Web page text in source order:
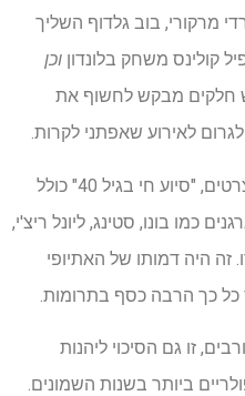
מרקורי, בוב גלדוף השליך
קולינס משחק בלונדון וכן
חלקים מבקש לחשוף את
לאירוע שאפתני לקרות.
בנוסף לקטעי ארכיון של שני הקונצרטים, "סיוע חי בגיל 40" כולל
כמו בונו, סטינג, ליונל ריצ'י,
זה היה דמותו של האתיופי
כל כך הרבה כסף בתרומות.
זו גם הסיכוי ליהנות
ביותר בשנות השמונים.